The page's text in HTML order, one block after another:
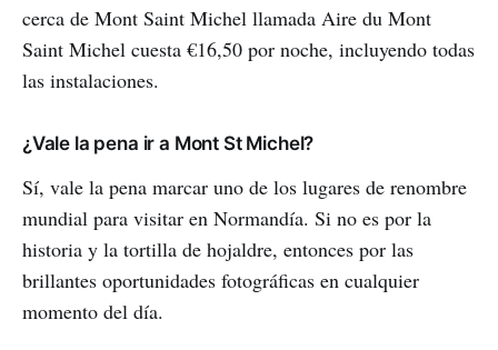
cerca de Mont Saint Michel llamada Aire du Mont
Saint Michel cuesta €16,50 por noche, incluyendo todas
las instalaciones.
¿Vale la pena ir a Mont St Michel?
Sí, vale la pena marcar uno de los lugares de renombre
mundial para visitar en Normandía. Si no es por la
historia y la tortilla de hojaldre, entonces por las
brillantes oportunidades fotográficas en cualquier
momento del día.